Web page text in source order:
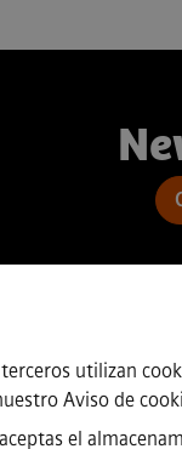
utilizan
Aviso de
el